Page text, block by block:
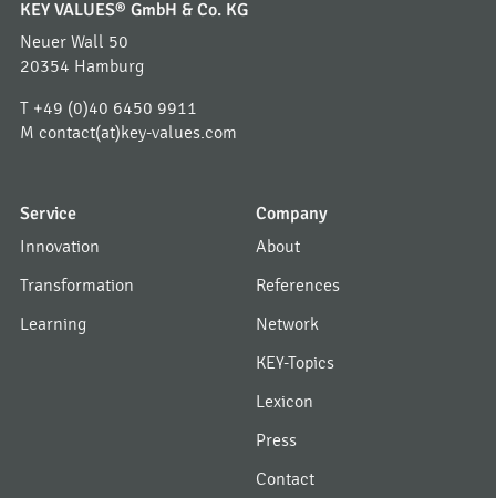
KEY VALUES® GmbH & Co. KG
Neuer Wall 50
20354 Hamburg
T +49 (0)40 6450 9911
M contact(at)key-values.com
Service
Innovation
Transformation
Learning
Company
About
References
Network
KEY-Topics
Lexicon
Press
Contact